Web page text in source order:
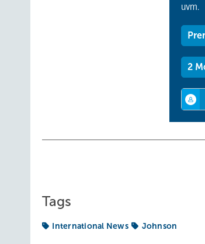
uvm.
2
Tags
International News Johnson